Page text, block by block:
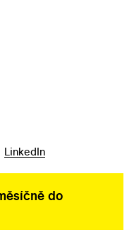
LinkedIn
do